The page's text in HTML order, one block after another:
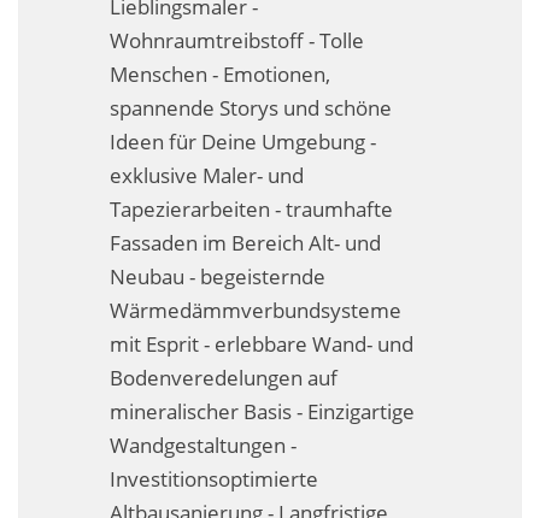
Tapezierarbeiten
Wandbegrünungen
Wärmedämmung / WDVS
Service ›
Entspannter Urlaubsservice
Business-Lösungen
Premium-Lösungen
Meine gute Empfehlung
Arbeitsbühne mieten
Heyse Lifestyle
Lieblingsmaler -
Wohnraumtreibstoff - Tolle
Menschen - Emotionen,
spannende Storys und schöne
Ideen für Deine Umgebung -
exklusive Maler- und
Tapezierarbeiten - traumhafte
Fassaden im Bereich Alt- und
Neubau - begeisternde
Wärmedämmverbundsysteme
mit Esprit - erlebbare Wand- und
Bodenveredelungen auf
mineralischer Basis - Einzigartige
Wandgestaltungen -
Investitionsoptimierte